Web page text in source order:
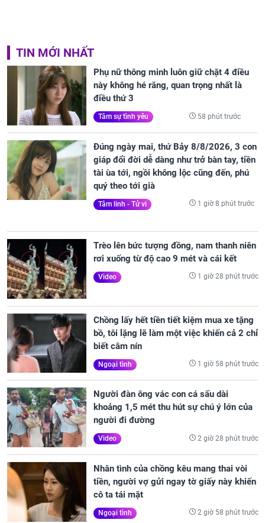
TIN MỚI NHẤT
Phụ nữ thông minh luôn giữ chặt 4 điều
này không hé răng, quan trọng nhất là
điều thứ 3
Tâm sự tình yêu 58 phút trước
Đúng ngày mai, thứ Bảy 8/8/2026, 3 con
giáp đổi đời dễ dàng như trở bàn tay, tiền
tài ùa tới, ngồi không lộc cũng đến, phú
quý theo tới già
Tâm linh - Tử vi 1 giờ 8 phút trước
Trèo lên bức tượng đồng, nam thanh niên
rơi xuống từ độ cao 9 mét và cái kết
Video 1 giờ 28 phút trước
Chồng lấy hết tiền tiết kiệm mua xe tặng
bồ, tôi lặng lẽ làm một việc khiến cả 2 chỉ
biết câm nín
Ngoại tình 1 giờ 58 phút trước
Người đàn ông vác con cá sấu dài
khoảng 1,5 mét thu hút sự chú ý lớn của
người đi đường
Video 2 giờ 28 phút trước
Nhân tình của chồng kêu mang thai vòi
tiền, người vợ gửi ngay tờ giấy này khiến
cô ta tái mặt
Ngoại tình 2 giờ 58 phút trước